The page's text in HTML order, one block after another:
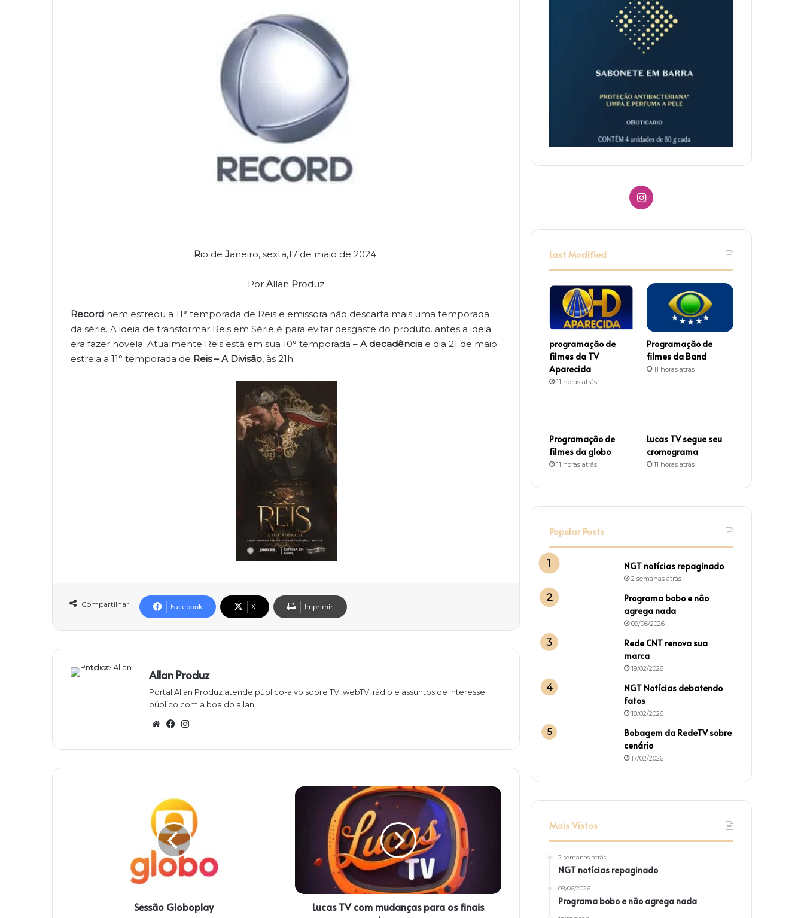
Rio de Janeiro, sexta,17 de maio de 2024.
Por Allan Produz
Record nem estreou a 11° temporada de Reis e emissora não descarta mais uma temporada
da série. A ideia de transformar Reis em Série é para evitar desgaste do produto. antes a ideia
era fazer novela. Atualmente Reis está em sua 10° temporada – A decadência e dia 21 de maio
estreia a 11° temporada de Reis – A Divisão, às 21h.
Compartilhar Facebook X Imprimir
Allan Produz
Portal Allan Produz atende público-alvo sobre TV, webTV, rádio e assuntos de interesse
público com a boa do allan.
W
sit
e
Fa
bo
ok
gra
m
Sessão Globoplay
L
o
Lucas TV com mudanças para os finais
I
t
a
r
a
Last Modified
programação de
filmes da TV
Aparecida
11 horas atrás
Programação de
filmes da Band
11 horas atrás
Programação de
filmes da globo
11 horas atrás
Lucas TV segue seu
cromograma
11 horas atrás
Popular Posts
NGT notícias repaginado
2 semanas atrás
Programa bobo e não
agrega nada
09/06/2026
Rede CNT renova sua
marca
19/02/2026
NGT Notícias debatendo
fatos
18/02/2026
Bobagem da RedeTV sobre
cenário
17/02/2026
Mais Vistos
2 semanas atrás
NGT notícias repaginado
09/06/2026
Programa bobo e não agrega nada